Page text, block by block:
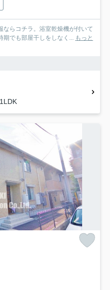
ならコチラ。浴室乾燥機が付いて
期でも部屋干しをしなく... もっと